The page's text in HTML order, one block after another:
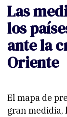
Las
los
ante la
Oriente
El mapa de
gran medidia,